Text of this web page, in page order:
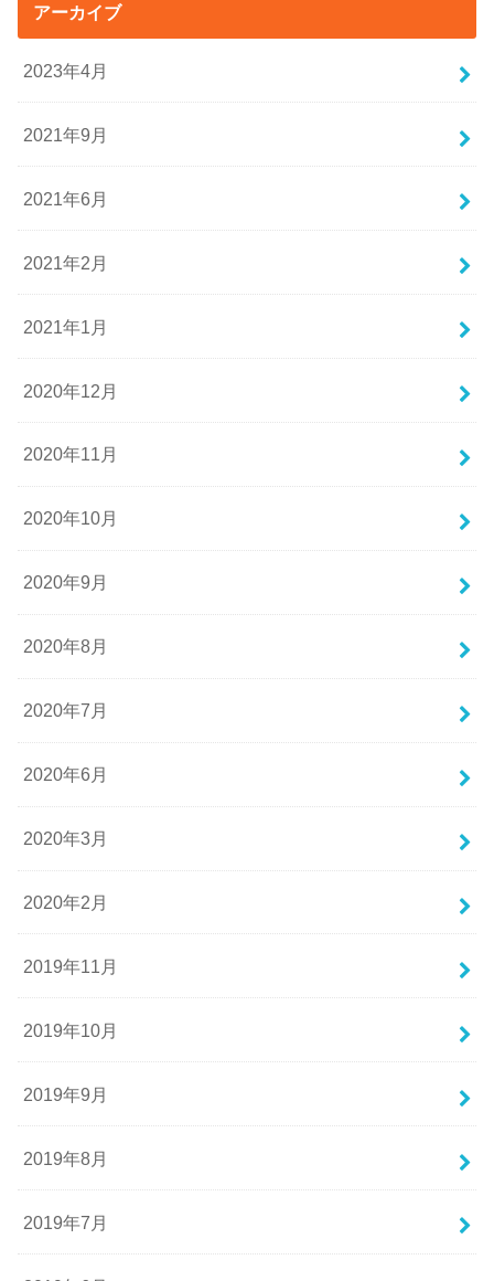
アーカイブ
2023年4月
2021年9月
2021年6月
2021年2月
2021年1月
2020年12月
2020年11月
2020年10月
2020年9月
2020年8月
2020年7月
2020年6月
2020年3月
2020年2月
2019年11月
2019年10月
2019年9月
2019年8月
2019年7月